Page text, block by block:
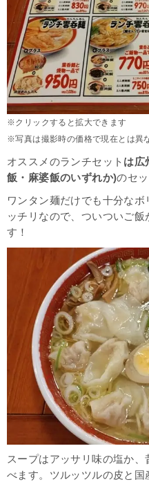
※クリックすると拡大できます
※写真は撮影時の価格で現在とは異
オススメのランチセット は広
飯・麻婆飯のいずれか)のセッ
ワンタン麺だけでも十分な
ッチリなので、ついついご
す！
スープはアッサリ味の塩か
べます。ツルッツルの皮と国